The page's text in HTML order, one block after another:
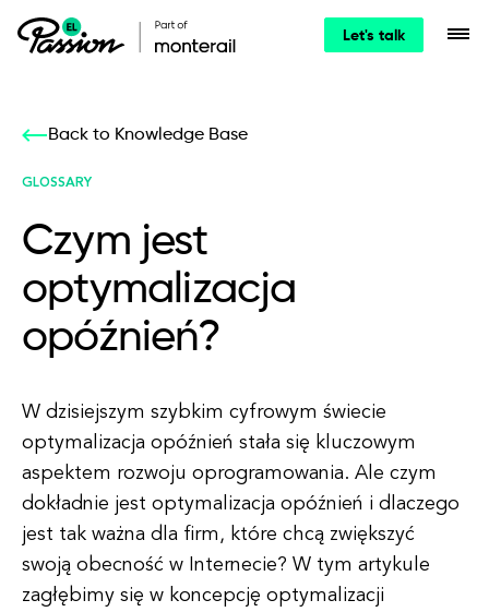
Let's talk
Back to Knowledge Base
GLOSSARY
Czym jest
optymalizacja
opóźnień?
W dzisiejszym szybkim cyfrowym świecie
optymalizacja opóźnień stała się kluczowym
aspektem rozwoju oprogramowania. Ale czym
dokładnie jest optymalizacja opóźnień i dlaczego
jest tak ważna dla firm, które chcą zwiększyć
swoją obecność w Internecie? W tym artykule
zagłębimy się w koncepcję optymalizacji